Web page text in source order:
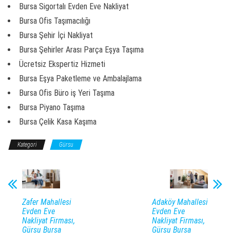
Bursa Sigortalı Evden Eve Nakliyat
Bursa Ofis Taşımacılığı
Bursa Şehir İçi Nakliyat
Bursa Şehirler Arası Parça Eşya Taşıma
Ücretsiz Ekspertiz Hizmeti
Bursa Eşya Paketleme ve Ambalajlama
Bursa Ofis Büro iş Yeri Taşıma
Bursa Piyano Taşıma
Bursa Çelik Kasa Kaşıma
Kategori Gürsu
Zafer Mahallesi
Evden Eve
Nakliyat Firması,
Gürsu Bursa
Adaköy Mahallesi
Evden Eve
Nakliyat Firması,
Gürsu Bursa